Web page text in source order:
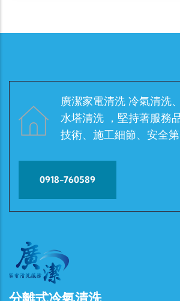
廣潔家電清洗 冷氣清洗
水塔清洗 ，堅持著服務
技術、施工細節、安全
0918-760589
分離式冷氣清洗